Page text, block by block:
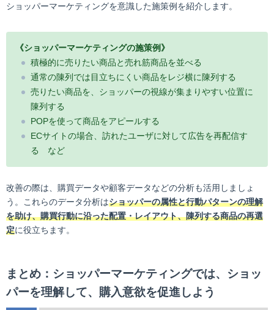
ショッパーマーケティングを意識した施策例を紹介します。
《ショッパーマーケティングの施策例》
積極的に売りたい商品と売れ筋商品を並べる
通常の陳列では目立ちにくい商品をレジ横に陳列する
売りたい商品を、ショッパーの視線が集まりやすい位置に
陳列する
POPを使って商品をアピールする
ECサイトの場合、訪れたユーザに対して広告を再配信す
る など
改善の際は、購買データや顧客データなどの分析も活用しましょ
う。これらのデータ分析はショッパーの属性と行動パターンの理解
を助け、購買行動に沿った配置・レイアウト、陳列する商品の再選
定に役立ちます。
まとめ：ショッパーマーケティングでは、ショッ
パーを理解して、購入意欲を促進しよう